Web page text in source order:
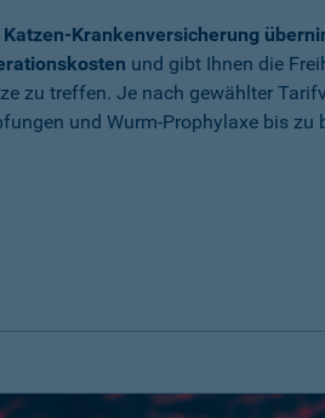
Katzen-Krankenversicherung
und gibt Ihnen die
zu treffen. Je nach gewählter
und Wurm-Prophylaxe bis